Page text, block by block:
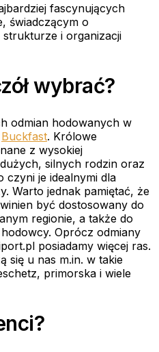
fascynujących
świadczącym o
strukturze i organizacji
wybrać?
odmian hodowanych w
Buckfast. Królowe
z wysokiej
silnych rodzin oraz
czyni je idealnymi dla
Warto jednak pamiętać, że
być dostosowany do
regionie, a także do
Oprócz odmiany
posiadamy więcej ras.
się u nas m.in. w takie
primorska i wiele